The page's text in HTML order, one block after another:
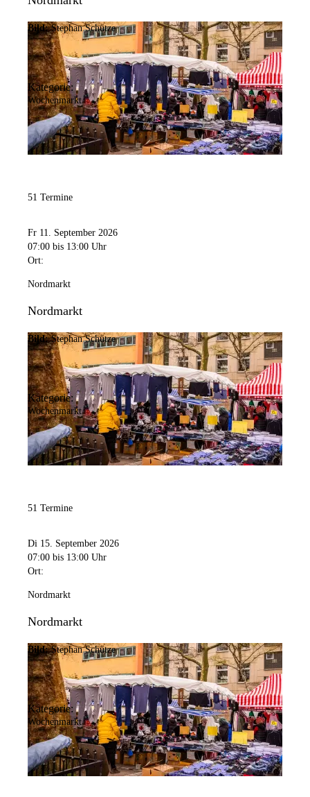
Bild: Stephan Schütze
Kategorie:
Wochenmarkt
51 Termine
Fr 11. September 2026
07:00 bis 13:00 Uhr
Ort:
Nordmarkt
Nordmarkt
Bild: Stephan Schütze
Kategorie:
Wochenmarkt
51 Termine
Di 15. September 2026
07:00 bis 13:00 Uhr
Ort:
Nordmarkt
Nordmarkt
Bild: Stephan Schütze
Kategorie:
Wochenmarkt